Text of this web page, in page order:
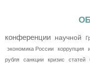
конференции научной
экономика России
коррупция
рубля
санкции кризис статей